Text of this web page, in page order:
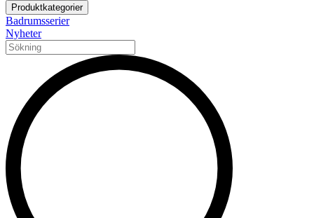
Produktkategorier
Badrumsserier
Nyheter